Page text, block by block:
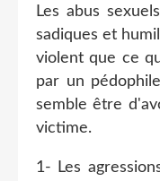
Les abus
sadiques et
violent que ce
par un
semble être
victime.
1- Les